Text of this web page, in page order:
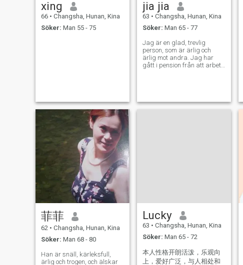
har lärt mig att uppskatta
de olika ländernas folk och
kulturer, att lära mig om
deras historia och kultur, att
utveckla kunskap och kultur
Vem vill ta ett äventyr med
mig och resa runt om i
världen? Alla mina foton är
tioårigt visum till USA
xing
66 • Changsha, Hunan, Kina
Söker: Man 55 - 75
jia jia
63 • Changsha, Hunan, Kina
Söker: Man 65 - 77
Jag är en glad, trevlig
person, som är ärlig och
ärlig mot andra. Jag har
gått i pension från att arbeta
sig åt att laga hemlagad
mat. Det är en av de mest
菲菲
62 • Changsha, Hunan, Kina
Söker: Man 68 - 80
Han är snäll, kärleksfull,
ärlig och trogen, och älskar
Lucky
63 • Changsha, Hunan, Kina
Söker: Man 65 - 72
本人性格开朗活泼，乐观向
上，爱好广泛，与人相处和